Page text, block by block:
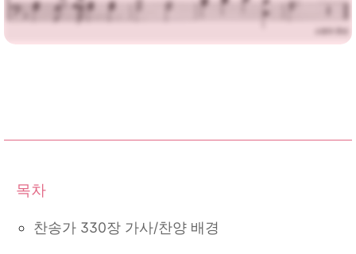
찬송가 330장 가사/찬양 배경